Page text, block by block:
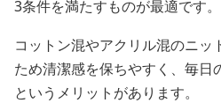
3条件を満たすものが最適です。
コットン混やアクリル混のニッ
ため清潔感を保ちやすく、毎日
というメリットがあります。